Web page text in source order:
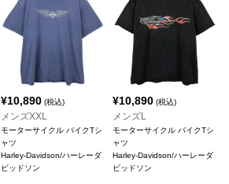
¥10,890(税込)
メンズXXL
モーターサイクル バイクTシ
ャツ
Harley-Davidson/ハーレーダ
ビッドソン
¥10,890 (税込)
メンズL
モーターサイクル バイクTシ
ャツ
Harley-Davidson/ハーレーダ
ビッドソン